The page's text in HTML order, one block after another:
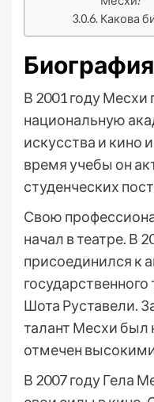
Какова
В 2001 году Месхи
национальную
искусства и кино
время учебы он
студенческих
Свою
начал в театре. В
присоединился к
Шота Руставели.
талант Месхи
отмечен
В 2007 году Гела